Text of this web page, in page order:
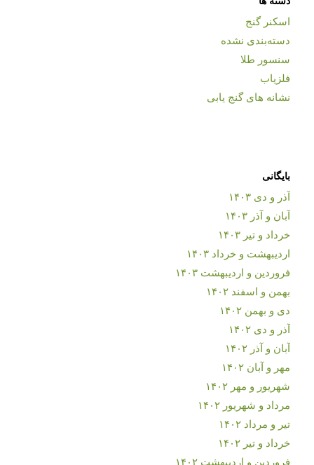
اسکنر گنج
دسته‌بندی نشده
سنسور طلا
فلزیاب
نشانه های گنج یابی
بایگانی
آذر و دی ۱۴۰۳
آبان و آذر ۱۴۰۳
خرداد و تیر ۱۴۰۳
اردیبهشت و خرداد ۱۴۰۳
فروردین و اردیبهشت ۱۴۰۳
بهمن و اسفند ۱۴۰۲
دی و بهمن ۱۴۰۲
آذر و دی ۱۴۰۲
آبان و آذر ۱۴۰۲
مهر و آبان ۱۴۰۲
شهریور و مهر ۱۴۰۲
مرداد و شهریور ۱۴۰۲
تیر و مرداد ۱۴۰۲
خرداد و تیر ۱۴۰۲
فروردین و اردیبهشت ۱۴۰۲